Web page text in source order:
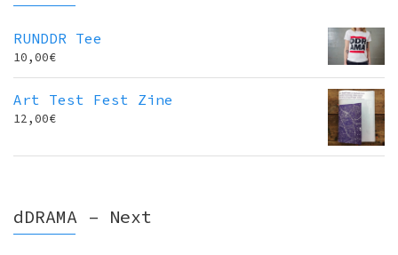
RUNDDR Tee
10,00€
Art Test Fest Zine
12,00€
dDRAMA – Next